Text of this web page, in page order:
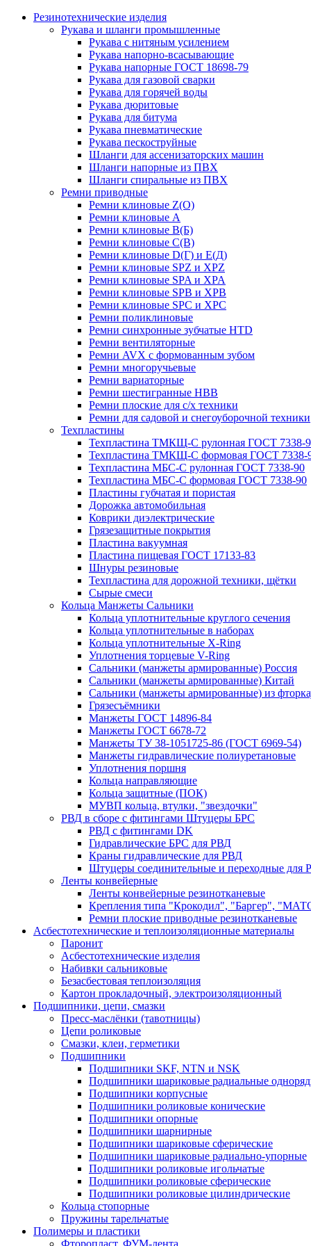
Резинотехнические изделия
Рукава и шланги промышленные
Рукава с нитяным усилением
Рукава напорно-всасывающие
Рукава напорные ГОСТ 18698-79
Рукава для газовой сварки
Рукава для горячей воды
Рукава дюритовые
Рукава для битума
Рукава пневматические
Рукава пескоструйные
Шланги для ассенизаторских машин
Шланги напорные из ПВХ
Шланги спиральные из ПВХ
Ремни приводные
Ремни клиновые Z(О)
Ремни клиновые А
Ремни клиновые В(Б)
Ремни клиновые С(В)
Ремни клиновые D(Г) и Е(Д)
Ремни клиновые SPZ и XPZ
Ремни клиновые SPA и XPA
Ремни клиновые SPB и XPB
Ремни клиновые SPC и XPC
Ремни поликлиновые
Ремни синхронные зубчатые HTD
Ремни вентиляторные
Ремни AVX с формованным зубом
Ремни многоручьевые
Ремни вариаторные
Ремни шестигранные HBB
Ремни плоские для с/х техники
Ремни для садовой и снегоуборочной техники
Техпластины
Техпластина ТМКЩ-С рулонная ГОСТ 7338-
Техпластина ТМКЩ-С формовая ГОСТ 7338-
Техпластина МБС-С рулонная ГОСТ 7338-90
Техпластина МБС-С формовая ГОСТ 7338-90
Пластины губчатая и пористая
Дорожка автомобильная
Коврики диэлектрические
Грязезащитные покрытия
Пластина вакуумная
Пластина пищевая ГОСТ 17133-83
Шнуры резиновые
Техпластина для дорожной техники, щётки
Сырые смеси
Кольца Манжеты Сальники
Кольца уплотнительные круглого сечения
Кольца уплотнительные в наборах
Кольца уплотнительные Х-Ring
Уплотнения торцевые V-Ring
Сальники (манжеты армированные) Россия
Сальники (манжеты армированные) Китай
Сальники (манжеты армированные) из
Грязесъёмники
Манжеты ГОСТ 14896-84
Манжеты ГОСТ 6678-72
Манжеты ТУ 38-1051725-86 (ГОСТ 6969-54)
Манжеты гидравлические полиуретановые
Уплотнения поршня
Кольца направляющие
Кольца защитные (ПОК)
МУВП кольца, втулки, "звездочки"
РВД в сборе с фитингами Штуцеры БРС
РВД с фитингами DK
Гидравлические БРС для РВД
Краны гидравлические для РВД
Штуцеры соединительные и переходные для
Ленты конвейерные
Ленты конвейерные резинотканевые
Крепления типа "Крокодил", "Баргер",
Ремни плоские приводные резинотканевые
Асбестотехнические и теплоизоляционные материалы
Паронит
Асбестотехнические изделия
Набивки сальниковые
Безасбестовая теплоизоляция
Картон прокладочный, электроизоляционный
Подшипники, цепи, смазки
Пресс-маслёнки (тавотницы)
Цепи роликовые
Смазки, клеи, герметики
Подшипники
Подшипники SKF, NTN и NSK
Подшипники шариковые радиальные
Подшипники корпусные
Подшипники роликовые конические
Подшипники опорные
Подшипники шарнирные
Подшипники шариковые сферические
Подшипники шариковые радиально-упорные
Подшипники роликовые игольчатые
Подшипники роликовые сферические
Подшипники роликовые цилиндрические
Кольца стопорные
Пружины тарельчатые
Полимеры и пластики
Фторопласт, ФУМ-лента